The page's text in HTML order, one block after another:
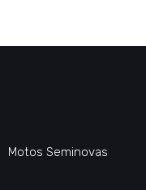
Motos Seminovas